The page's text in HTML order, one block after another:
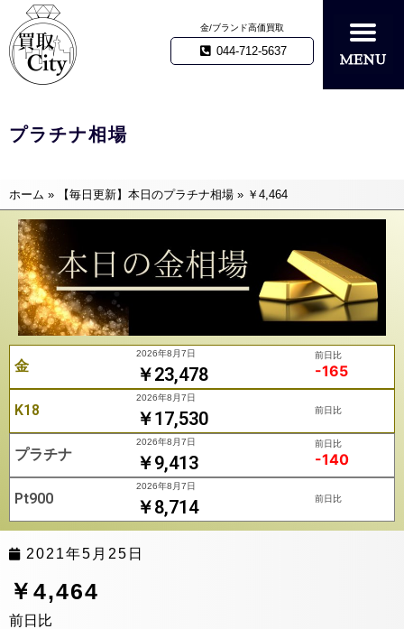
金/ブランド高価買取
044-712-5637
プラチナ相場
ホーム » 【毎日更新】本日のプラチナ相場 » ￥4,464
金 ￥23,478
2026年8月7日 前日比
-165
K18 ￥17,530
2026年8月7日
前日比
プラチナ ￥9,413
2026年8月7日 前日比
-140
Pt900 ￥8,714
2026年8月7日
前日比
2021年5月25日
￥4,464
前日比